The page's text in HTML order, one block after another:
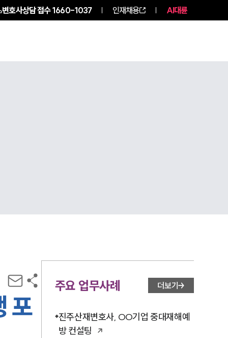
변호사상담 접수1660-1037 인재채용 AI대륜
포
주요 업무사례 더보기
진주산재변호사, OO기업 중대재해예
방 컨설팅